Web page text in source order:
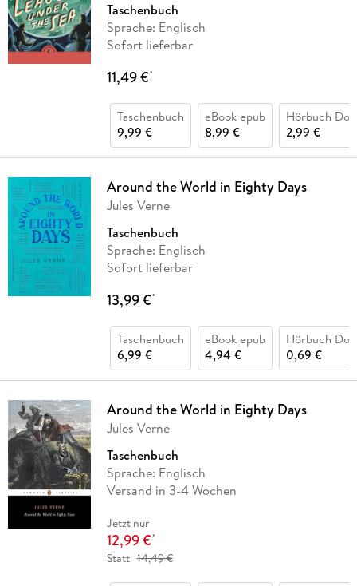
Taschenbuch
Sprache: Englisch
Sofort lieferbar
11,49 €*
Taschenbuch
9,99 €
eBook epub
8,99 €
Hörbuch
2,99 €
Around the World in Eighty Days
Jules Verne
Taschenbuch
Sprache: Englisch
Sofort lieferbar
13,99 €*
Taschenbuch
6,99 €
eBook epub
4,94 €
Hörbuch
0,69 €
Around the World in Eighty Days
Jules Verne
Taschenbuch
Sprache: Englisch
Versand in 3-4 Wochen
Jetzt nur
12,99 €*
Statt 14,49 €